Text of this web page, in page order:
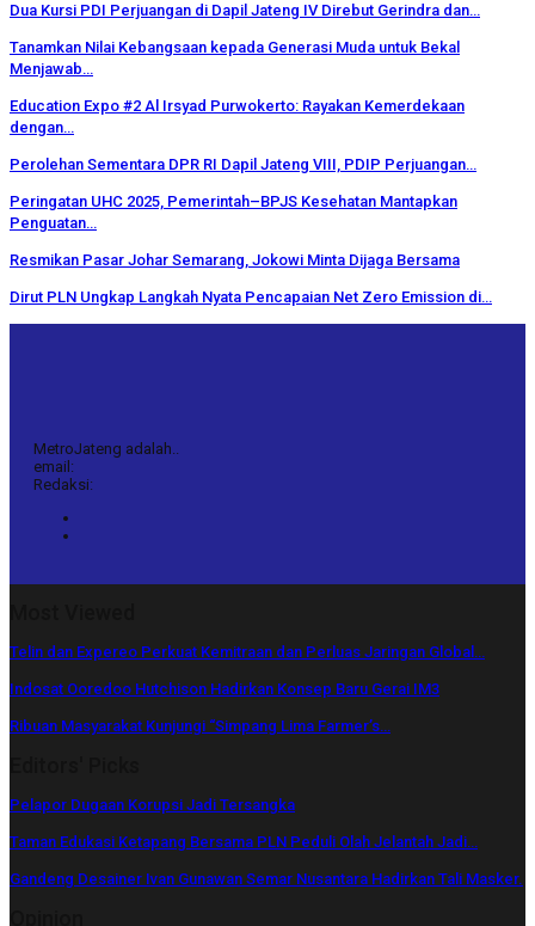
Dua Kursi PDI Perjuangan di Dapil Jateng IV Direbut Gerindra dan…
Tanamkan Nilai Kebangsaan kepada Generasi Muda untuk Bekal
Menjawab…
Education Expo #2 Al Irsyad Purwokerto: Rayakan Kemerdekaan
dengan…
Perolehan Sementara DPR RI Dapil Jateng VIII, PDIP Perjuangan…
Peringatan UHC 2025, Pemerintah–BPJS Kesehatan Mantapkan
Penguatan…
Resmikan Pasar Johar Semarang, Jokowi Minta Dijaga Bersama
Dirut PLN Ungkap Langkah Nyata Pencapaian Net Zero Emission di…
MetroJateng adalah..
email:
Redaksi:
Telin dan Expereo Perkuat Kemitraan dan Perluas Jaringan Global…
Indosat Ooredoo Hutchison Hadirkan Konsep Baru Gerai IM3
Ribuan Masyarakat Kunjungi “Simpang Lima Farmer’s…
Pelapor Dugaan Korupsi Jadi Tersangka
Taman Edukasi Ketapang Bersama PLN Peduli Olah Jelantah Jadi…
Gandeng Desainer Ivan Gunawan Semar Nusantara Hadirkan Tali Masker.